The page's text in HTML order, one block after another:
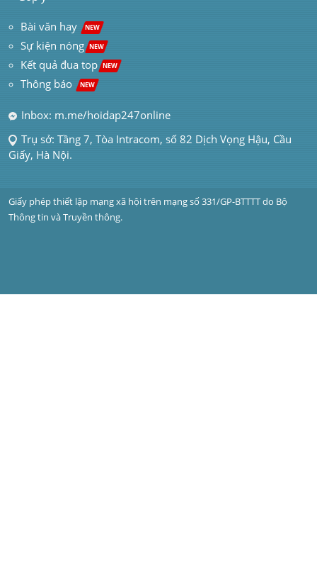
Bài văn hay NEW
Sự kiện nóng NEW
Kết quả đua top NEW
Thông báo NEW
Inbox: m.me/hoidap247online
Trụ sở: Tầng 7, Tòa Intracom, số 82 Dịch Vọng Hậu, Cầu
Giấy, Hà Nội.
Giấy phép thiết lập mạng xã hội trên mạng số 331/GP-BTTTT do Bộ
Thông tin và Truyền thông.